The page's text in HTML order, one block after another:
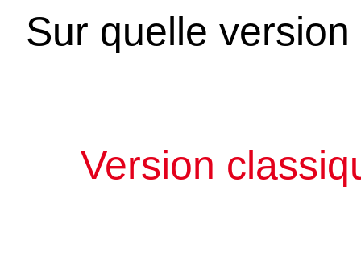
Sur quelle
Version